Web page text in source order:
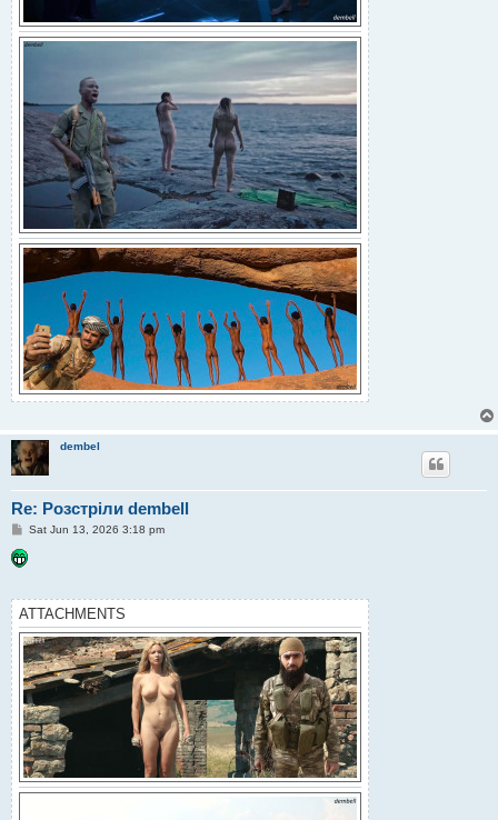
dembel
Re: Розстріли dembell
P
s
t
Sat Jun 13, 2026 3:18 pm
ATTACHMENTS